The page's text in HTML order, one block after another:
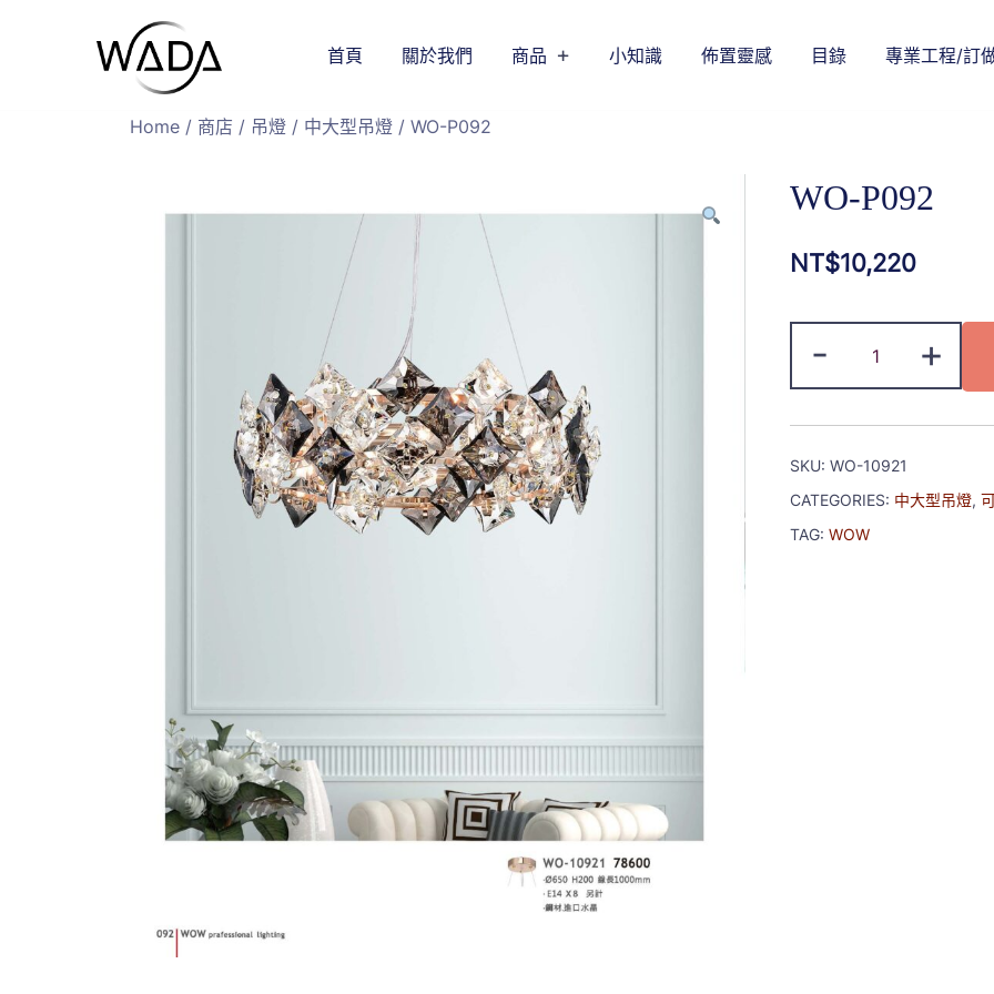
緯達燈飾
緯達燈飾企業行
首頁 關於我們 商品 小知識 佈置靈感 目錄 專業工程/訂
Home / 商店 / 吊燈 / 中大型吊燈 / WO-P092
WO-P092
NT$10,220
- +
SKU: WO-10921
CATEGORIES: 中大型吊燈,
TAG: WOW